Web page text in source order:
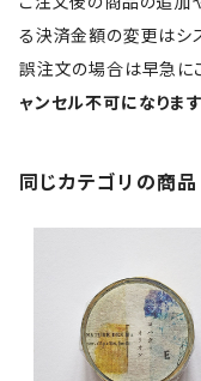
る決済金額の変更はシ
誤注文の場合は早急に
ャンセル不可になります
同じカテゴリの商品